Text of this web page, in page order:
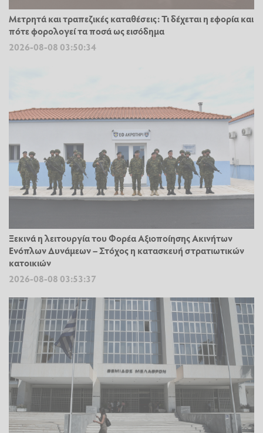
Μετρητά και τραπεζικές καταθέσεις: Τι δέχεται η εφορία και
πότε φορολογεί τα ποσά ως εισόδημα
2026-08-08 03:50:34
Ξεκινά η λειτουργία του Φορέα Αξιοποίησης Ακινήτων
Ενόπλων Δυνάμεων – Στόχος η κατασκευή στρατιωτικών
κατοικιών
2026-08-08 03:53:37